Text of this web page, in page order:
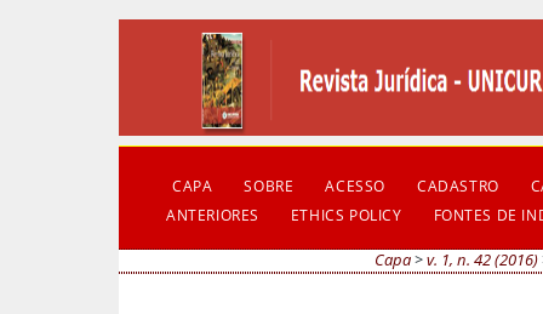
CAPA SOBRE ACESSO CADASTRO
ANTERIORES
ETHICS POLICY FONTES DE
Capa>v. 1, n. 42 (2016)